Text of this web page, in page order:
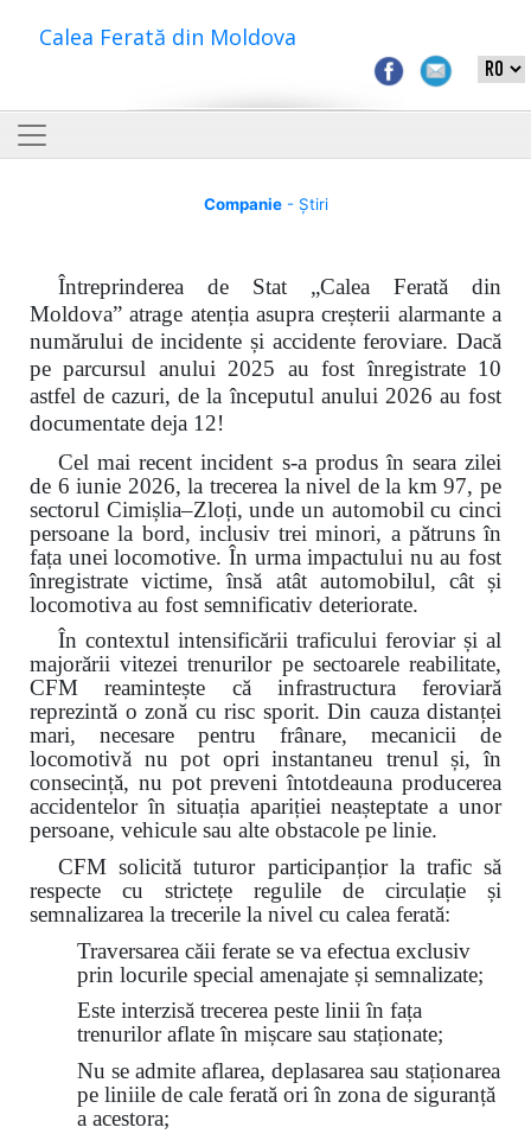
Calea Ferată din Moldova
Companie- Știri
Întreprinderea de Stat „Calea Ferată din
Moldova” atrage atenția asupra creșterii alarmante a
numărului de incidente și accidente feroviare. Dacă
pe parcursul anului 2025 au fost înregistrate 10
astfel de cazuri, de la începutul anului 2026 au fost
documentate deja 12!
Cel mai recent incident s-a produs în seara zilei
de 6 iunie 2026, la trecerea la nivel de la km 97, pe
sectorul Cimișlia–Zloți, unde un automobil cu cinci
persoane la bord, inclusiv trei minori, a pătruns în
fața unei locomotive. În urma impactului nu au fost
înregistrate victime, însă atât automobilul, cât și
locomotiva au fost semnificativ deteriorate.
În contextul intensificării traficului feroviar și al
majorării vitezei trenurilor pe sectoarele reabilitate,
CFM reamintește că infrastructura feroviară
reprezintă o zonă cu risc sporit. Din cauza distanței
mari, necesare pentru frânare, mecanicii de
locomotivă nu pot opri instantaneu trenul și, în
consecință, nu pot preveni întotdeauna producerea
accidentelor în situația apariției neașteptate a unor
persoane, vehicule sau alte obstacole pe linie.
CFM solicită tuturor participanțior la trafic să
respecte cu strictețe regulile de circulație și
semnalizarea la trecerile la nivel cu calea ferată:
Traversarea căii ferate se va efectua exclusiv
prin locurile special amenajate și semnalizate;
Este interzisă trecerea peste linii în fața
trenurilor aflate în mișcare sau staționate;
Nu se admite aflarea, deplasarea sau staționarea
pe liniile de cale ferată ori în zona de siguranță
a acestora;